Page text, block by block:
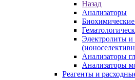
Назад
Анализаторы
Электролиты и
Анализаторы
Анализаторы
Реагенты и